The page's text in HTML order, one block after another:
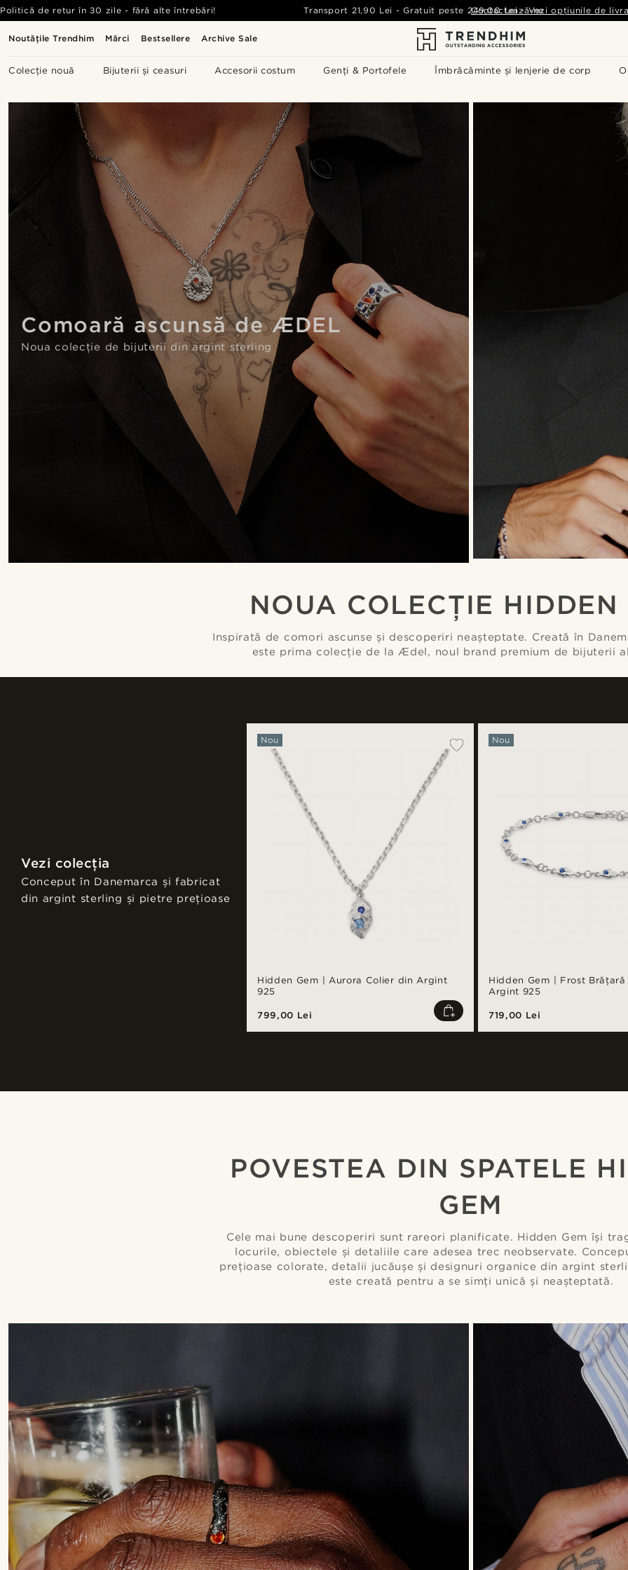
Noutățile Trendhim Mărci Bestsellere Archive Sale
Colecție nouă Bijuterii și ceasuri Accesorii costum Genți & Portofele Îmbrăcăminte și lenjerie de corp
Politică de retur în 30 zile - fără alte întrebări! Transport 21,90 Lei -Gratuit peste 249,00 Lei - Vezi opțiunile de
Contactează-ne
Comoară ascunsă de ÆDEL
Noua colecție de bijuterii din argint sterling
NOUA COLECȚIE HIDDEN
Inspirată de comori ascunse și descoperiri neașteptate. Creată în
este prima colecție de la Ædel, noul brand premium de bijuterii
Vezi colecția
Conceput în Danemarca și fabricat
din argint sterling și pietre prețioase
Hidden Gem | Aurora Colier din Argint
925
Nou
799,00 Lei
Hidden Gem | Frost
Argint 925
Nou
719,00 Lei
POVESTEA DIN SPATELE
GEM
Cele mai bune descoperiri sunt rareori planificate. Hidden Gem își
locurile, obiectele și detaliile care adesea trec neobservate.
prețioase colorate, detalii jucăușe și designuri organice din argint
este creată pentru a se simți unică și neașteptată.